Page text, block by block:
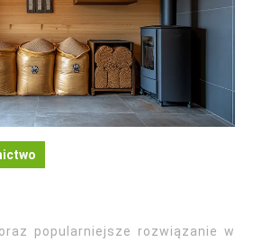
popularniejsze rozwiązanie w